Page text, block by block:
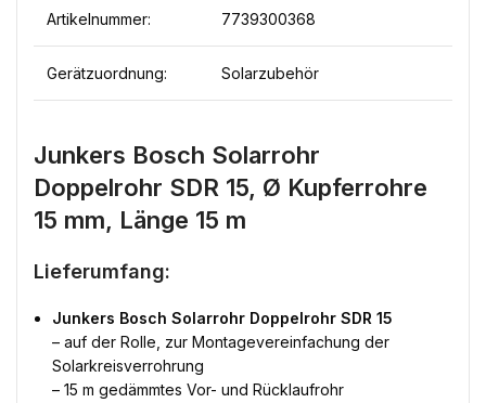
Artikelnummer: 7739300368
Gerätzuordnung: Solarzubehör
Junkers Bosch Solarrohr
Doppelrohr SDR 15, Ø Kupferrohre
15 mm, Länge 15 m
Lieferumfang:
Junkers Bosch Solarrohr Doppelrohr SDR 15
– auf der Rolle, zur Montagevereinfachung der
Solarkreisverrohrung
– 15 m gedämmtes Vor- und Rücklaufrohr